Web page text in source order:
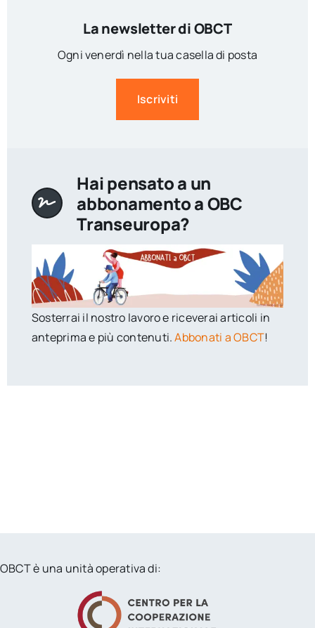
La newsletter di OBCT
Ogni venerdì nella tua casella di posta
Iscriviti
Hai pensato a un
abbonamento a OBC
Transeuropa?
Sosterrai il nostro lavoro e riceverai articoli in
anteprima e più contenuti.Abbonati a OBCT!
OBCT è una unità operativa di: